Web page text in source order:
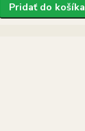
Pridať do košíka